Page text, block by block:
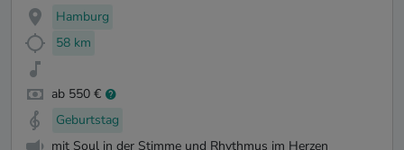
Hamburg
58 km
ab 550 €
Geburtstag
mit Soul in der Stimme und Rhythmus im Herzen